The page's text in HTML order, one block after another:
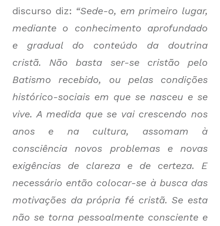
discurso diz: “Sede-o, em primeiro lugar,
mediante o conhecimento aprofundado
e gradual do conteúdo da doutrina
cristã. Não basta ser-se cristão pelo
Batismo recebido, ou pelas condições
histórico-sociais em que se nasceu e se
vive. A medida que se vai crescendo nos
anos e na cultura, assomam à
consciência novos problemas e novas
exigências de clareza e de certeza. E
necessário então colocar-se à busca das
motivações da própria fé cristã. Se esta
não se torna pessoalmente consciente e